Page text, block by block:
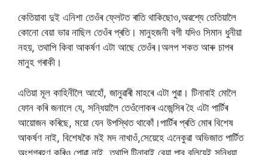
কেতিয়াবা দুই এনিশা তেওঁৰ ফ্লেটত ৰাতি থাকিছোও,অৱশ্যে তেতিয়ালৈ
কোনো বেয়া ভাৱ নাছিল তেওঁৰ প্ৰতি। মানুহজনী বগী যদিও সিমান ধুনীয়া
নহয়, তথাপি কিবা আকৰ্ষণ এটা আছে তেওঁৰ।অলপ শকত আৰু চাপৰ
মানুহ গৰাকী।
এতিয়া মূল কাহিনীলৈ আহোঁ, জানুৱাৰী মাহৰে এটা পুৱা। টিনাবাই মোলৈ
ফোন কৰি জনালে যে, সন্ধিয়ালৈ তেওঁলোকৰ এজেন্সিৰ হৈ এটা পাৰ্টিৰ
আয়োজন কৰিছে, ময়ো যেন উপস্থিত থাকোঁ।পাৰ্টিৰ প্ৰতি মোৰ বিশেষ
আকৰ্ষণ নাই, বিশেষকৈ মই মদ নাখাওঁ,সেয়েহে এনেকুৱা অভিজাত পাৰ্টিত
অংশগ্ৰহণ কৰিও পোৱা নাই, তথাপি টিনাবাই বেয়া পাব বুলিয়েই সন্ধিয়া